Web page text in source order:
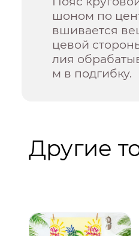
шоном по
вшивается
цевой
лия
м в подгибку.
Другие